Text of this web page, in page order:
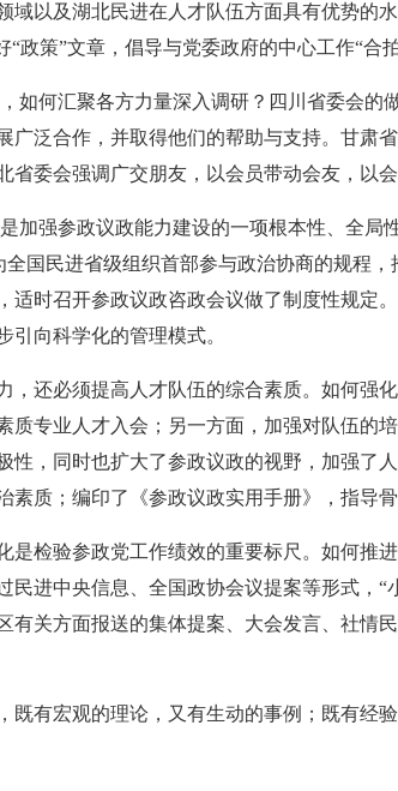
域以及湖北民进在人才队伍方面具有优势的
“政策”文章，倡导与党委政府的中心工作“合
如何汇聚各方力量深入调研？四川省委会
广泛合作，并取得他们的帮助与支持。甘肃
省委会强调广交朋友，以会员带动会友，以
加强参政议政能力建设的一项根本性、全
国民进省级组织首部参与政治协商的规程
适时召开参政议政咨政会议做了制度性规定
引向科学化的管理模式。
，还必须提高人才队伍的综合素质。如何强
质专业人才入会；另一方面，加强对队伍的
性，同时也扩大了参政议政的视野， 加强了
素质；编印了《参政议政实用手册》，指导
是检验参政党工作绩效的重要标尺。如何推
民进中央信息、全国政协会议提案等形式，
有关方面报送的集体提案、大会发言、社情
既有宏观的理论，又有生动的事例；既有经